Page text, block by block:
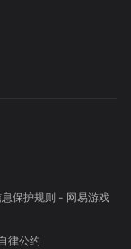
保护规则 - 网易游戏
律公约